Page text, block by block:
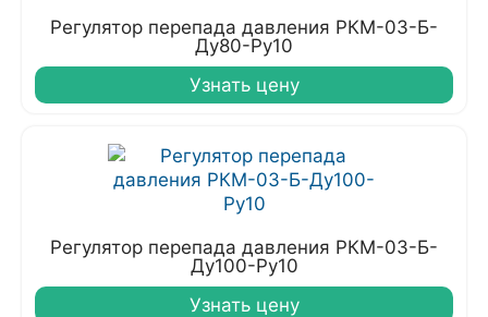
Регулятор перепада давления РКМ-03-Б-
Ду80-Ру10
Узнать цену
Регулятор перепада давления РКМ-03-Б-
Ду100-Ру10
Узнать цену